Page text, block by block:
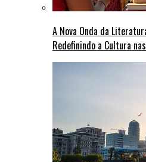
A Nova Onda da
Redefinindo a Cultura